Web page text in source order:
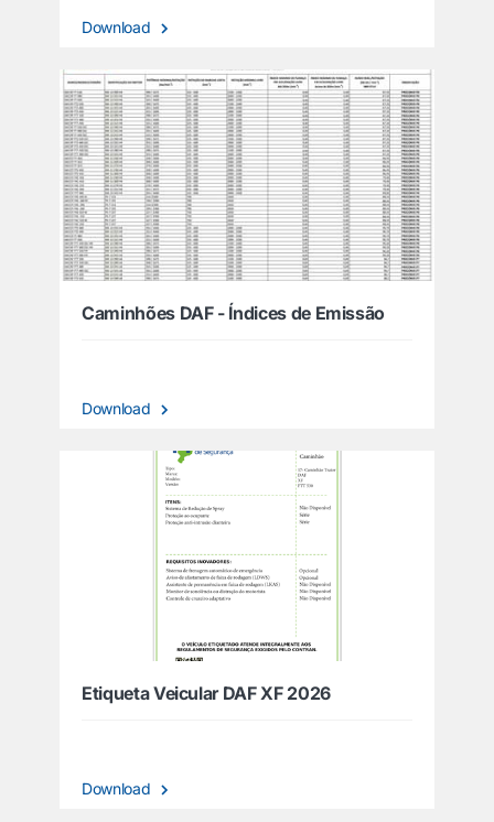
Download
Caminhões DAF - Índices de Emissão
Download
Etiqueta Veicular DAF XF 2026
Download